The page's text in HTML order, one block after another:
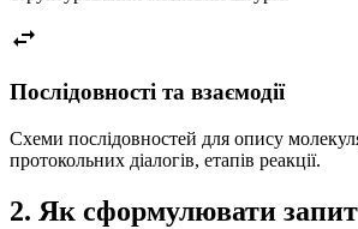
swap_horiz
Послідовності та взаємодії
Схеми послідовностей для опису
протокольних діалогів, етапів реакції.
2. Як сформулювати запит